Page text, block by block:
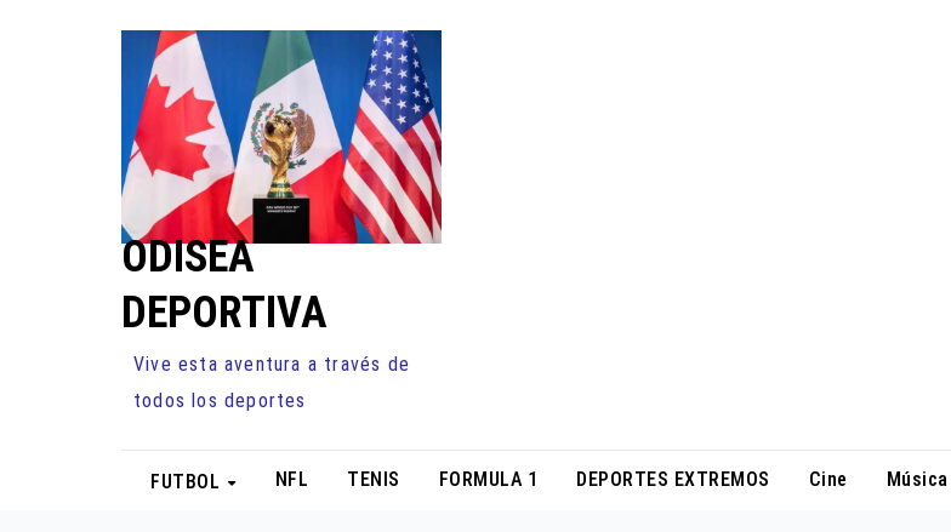
ODISEA
DEPORTIVA
Vive esta aventura a través de
todos los deportes
FUTBOL NFL TENIS FORMULA 1 DEPORTES EXTREMOS Cine Música